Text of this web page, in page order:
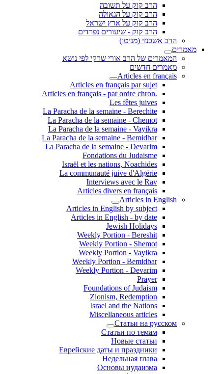
הרב קוק על תשובה
הרב קוק על הגאולה
הרב קוק על ארץ ישראל
הרב קוק - שיעורים נפרדים
הרב אשכנזי (מניטו)
מאמרים
המאמרים של הרב אורי שרקי לפי נושא
מאמרים חדשים
Articles en français
Articles en français par sujet
.Articles en français - par ordre chron
Les fêtes juives
La Paracha de la semaine - Berechite
La Paracha de la semaine - Chemot
La Paracha de la semaine - Vayikra
La Paracha de la semaine - Bemidbar
La Paracha de la semaine - Devarim
Fondations du Judaisme
Israël et les nations, Noachides
La communauté juive d'Algérie
Interviews avec le Rav
Articles divers en français
Articles in English
Articles in English by subject
Articles in English - by date
Jewish Holidays
Weekly Portion - Bereshit
Weekly Portion - Shemot
Weekly Portion - Vayikra
Weekly Portion - Bemidbar
Weekly Portion - Devarim
Prayer
Foundations of Judaism
Zionism, Redemption
Israel and the Nations
Miscellaneous articles
Статьи на русском
Статьи по темам
Новые статьи
Еврейские даты и праздники
Недельная глава
Основы иудаизма